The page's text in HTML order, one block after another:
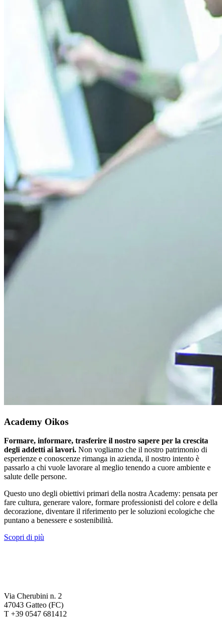
Academy Oikos
Formare, informare, trasferire il nostro sapere per la crescita
degli addetti ai lavori. Non vogliamo che il nostro patrimonio di
esperienze e conoscenze rimanga in azienda, il nostro intento è
passarlo a chi vuole lavorare al meglio tenendo a cuore ambiente e
salute delle persone.
Questo uno degli obiettivi primari della nostra Academy: pensata per
fare cultura, generare valore, formare professionisti del colore e della
decorazione, diventare il riferimento per le soluzioni ecologiche che
puntano a benessere e sostenibilità.
Scopri di più
Via Cherubini n. 2
47043 Gatteo (FC)
T +39 0547 681412